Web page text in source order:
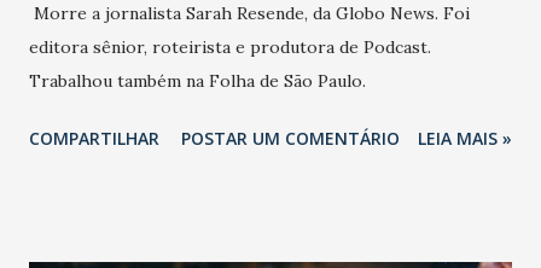
Morre a jornalista Sarah Resende, da Globo News. Foi
editora sênior, roteirista e produtora de Podcast.
Trabalhou também na Folha de São Paulo.
COMPARTILHAR POSTAR UM COMENTÁRIO LEIA MAIS »